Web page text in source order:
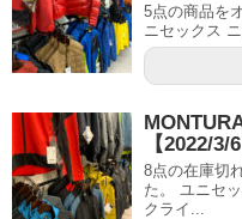
5点の商品を
ニセックス
【2022/3/6
8点の在庫切
た。 ユニセ
クライ...